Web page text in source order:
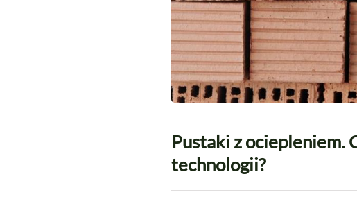
Pustaki z ociepleniem.
technologii?